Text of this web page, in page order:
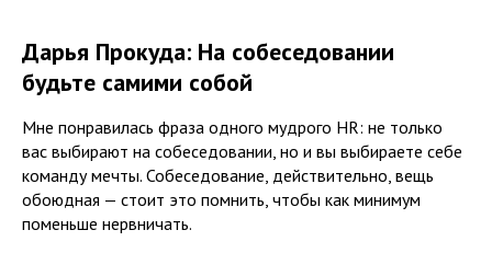
Дарья Прокуда: На собеседовании
будьте самими собой
Мне понравилась фраза одного мудрого HR: не только
вас выбирают на собеседовании, но и вы выбираете себе
команду мечты. Собеседование, действительно, вещь
обоюдная — стоит это помнить, чтобы как минимум
поменьше нервничать.